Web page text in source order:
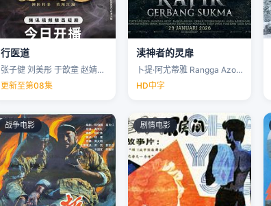
行医道
张子健 刘美彤 于歆童 赵婧祎 …
更新至第08集
渎神者的灵扉
卜提·阿尤蒂雅 Rangga Azof Nadya …
HD中字
战争电影 剧情电影